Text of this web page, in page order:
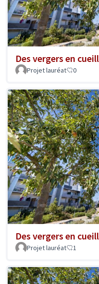
Des vergers en
Projet lauréat 0
Des vergers en
Projet lauréat 1